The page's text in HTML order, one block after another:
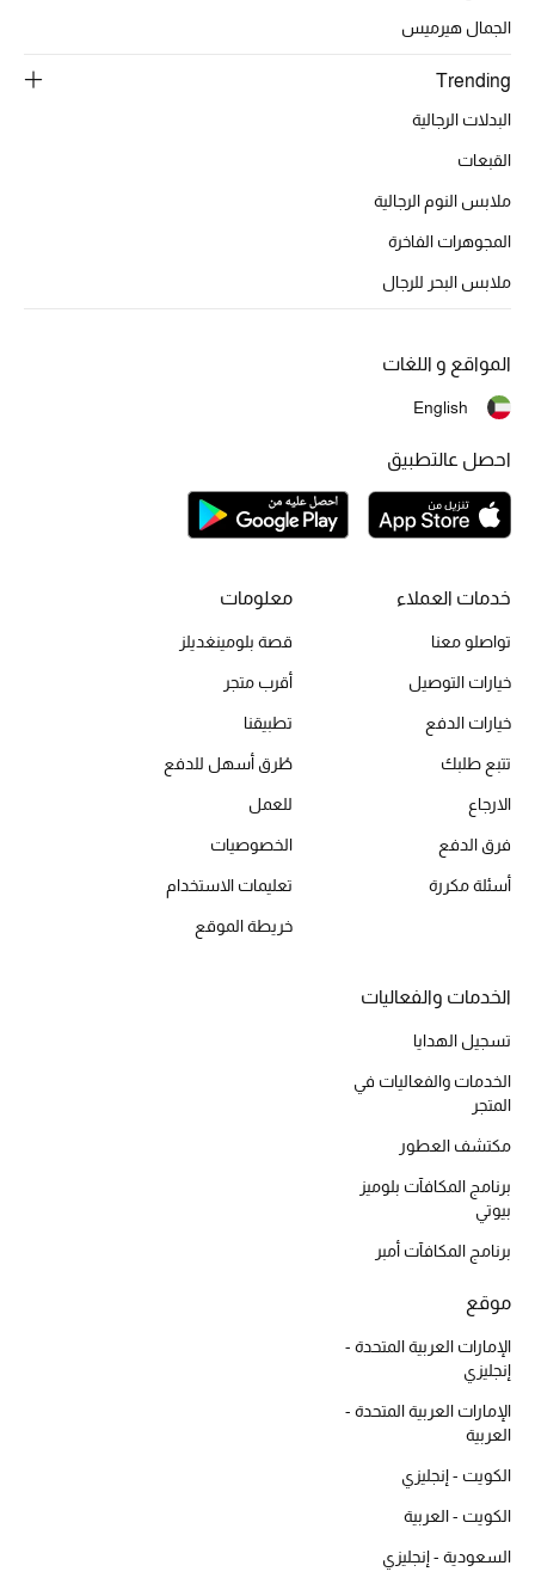
ركن الفخامة
جميع الملابس النسائية
جميع الأحذية النسائية
تسوقوا للنساء
الحقائب
الحقائب النسائية
دليل ملتزمات الحقائب
حقائب رجالية
حقائب الأطفال
أبرز الحقائب
تسوقوا الحقائب
تشكيلة الأحذية
الأحذية الرجالية
أبرز المصممين
الجمال هيرميس
Trending
البدلات الرجالية
القبعات
ملابس النوم الرجالية
المجوهرات الفاخرة
ملابس البحر للرجال
خدمات العملاء
تواصلو معنا
خيارات التوصيل
خيارات الدفع
تتبع طلبك
الارجاع
فرق الدفع
أسئلة مكررة
معلومات
قصة بلومينغديلز
أقرب متجر
تطبيقنا
طُرق أسهل للدفع
للعمل
الخصوصيات
تعليمات الاستخدام
خريطة الموقع
الخدمات والفعاليات
تسجيل الهدايا
الخدمات والفعاليات في
المتجر
مكتشف العطور
برنامج المكافآت بلوميز
بيوتي
برنامج المكافآت أمبر
موقع
الإمارات العربية المتحدة -
إنجليزي
الإمارات العربية المتحدة -
العربية
الكويت - إنجليزي
الكويت - العربية
السعودية - إنجليزي
المواقع و اللغات
English
احصل عالتطبيق